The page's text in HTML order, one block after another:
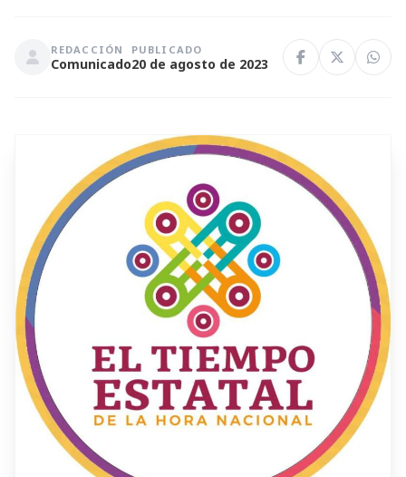
REDACCIÓN
Comunicado
PUBLICADO
20 de agosto de 2023